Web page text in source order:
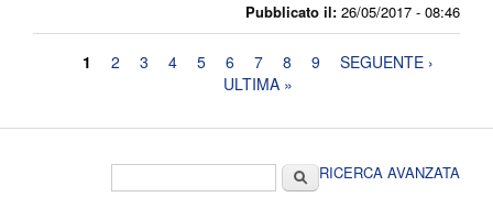
Pubblicato il: 26/05/2017 - 08:46
Pagine
1 2 3 4 5 6 7 8 9
SEGUENTE ›
ULTIMA »
CercaRICERCA AVANZATA